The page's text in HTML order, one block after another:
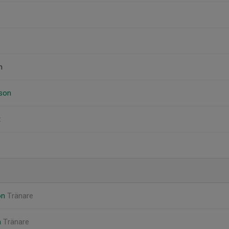
Tränare
Tränare